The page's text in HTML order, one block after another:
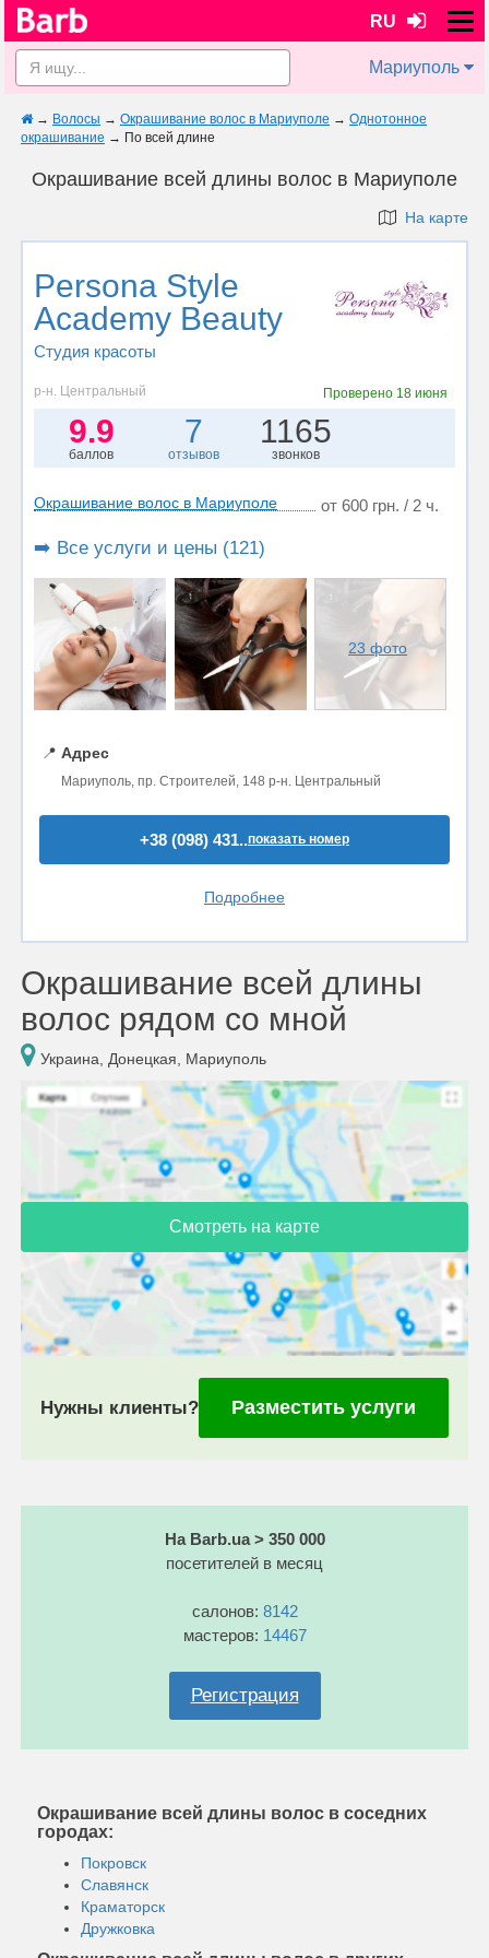
RU
Мариуполь
→ Волосы → Окрашивание волос в Мариуполе → Однотонное
окрашивание → По всей длине
Окрашивание всей длины волос в Мариуполе
На карте
Persona Style
Academy Beauty
Студия красоты
р-н. Центральный Проверено 18 июня
9.9
баллов
7
отзывов
1165
звонков
Окрашивание волос в Мариуполе от 600 грн. / 2 ч.
➡️ Все услуги и цены (121)
23 фото
📍 Адрес
Мариуполь, пр. Строителей, 148 р-н. Центральный
+38 (098) 431..показать номер
Подробнее
Окрашивание всей длины
волос рядом со мной
Украина, Донецкая, Мариуполь
Смотреть на карте
Нужны клиенты? Разместить услуги
На Barb.ua > 350 000
посетителей в месяц
салонов: 8142
мастеров: 14467
Регистрация
Окрашивание всей длины волос в соседних
городах:
Покровск
Славянск
Краматорск
Дружковка